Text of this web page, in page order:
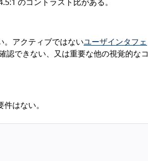
のコントラスト比がある。
。アクティブではないユーザインタフェ
認できない、又は重要な他の視覚的なコ
はない。